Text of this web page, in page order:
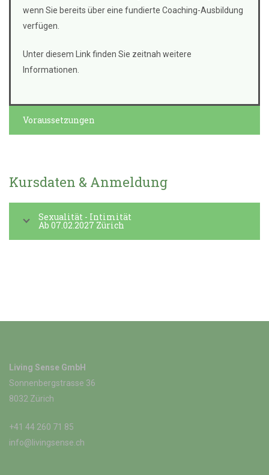
wenn Sie bereits über eine fundierte Coaching-Ausbildung
verfügen.
Unter diesem Link finden Sie zeitnah weitere
Informationen.
Voraussetzungen
Kursdaten & Anmeldung
Sexualität - Intimität
Ab 07.02.2027 Zürich
Living Sense GmbH
Sonnenbergstrasse 36
8032 Zürich
+41 44 260 71 85
info@livingsense.ch